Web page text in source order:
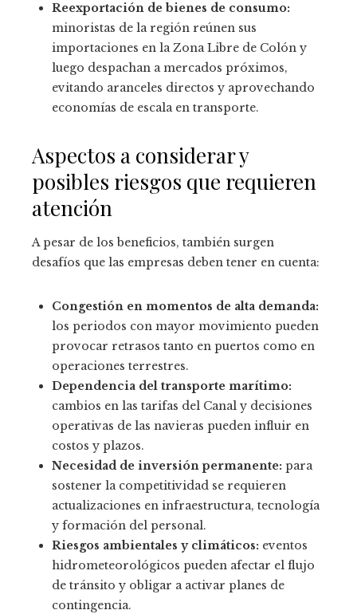
Reexportación de bienes de consumo:
minoristas de la región reúnen sus
importaciones en la Zona Libre de Colón y
luego despachan a mercados próximos,
evitando aranceles directos y aprovechando
economías de escala en transporte.
Aspectos a considerar y
posibles riesgos que requieren
atención
A pesar de los beneficios, también surgen
desafíos que las empresas deben tener en cuenta:
Congestión en momentos de alta demanda:
los periodos con mayor movimiento pueden
provocar retrasos tanto en puertos como en
operaciones terrestres.
Dependencia del transporte marítimo:
cambios en las tarifas del Canal y decisiones
operativas de las navieras pueden influir en
costos y plazos.
Necesidad de inversión permanente: para
sostener la competitividad se requieren
actualizaciones en infraestructura, tecnología
y formación del personal.
Riesgos ambientales y climáticos: eventos
hidrometeorológicos pueden afectar el flujo
de tránsito y obligar a activar planes de
contingencia.